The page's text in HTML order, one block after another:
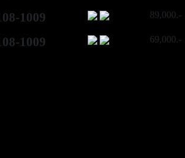
1009 89,000.-
1009 69,000.-